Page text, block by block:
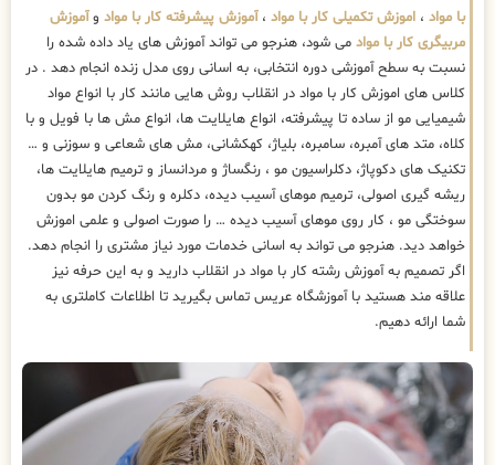
با مواد ، اموزش تکمیلی کار با مواد ،آموزش پیشرفته کار با مواد وآموزش
مربیگری کار با مواد می شود، هنرجو می تواند آموزش های یاد داده شده را
نسبت به سطح آموزشی دوره انتخابی، به اسانی روی مدل زنده انجام دهد . در
کلاس های اموزش کار با مواد در انقلاب روش هایی مانند کار با انواع مواد
شیمیایی مو از ساده تا پیشرفته، انواع هایلایت ها، انواع مش ها با فویل و با
کلاه، متد های آمبره، سامبره، بلیاژ، کهکشانی، مش های شعاعی و سوزنی و …
تکنیک های دکوپاژ، دکلراسیون مو ، رنگساژ و مردانساز و ترمیم هایلایت ها،
ریشه گیری اصولی، ترمیم موهای آسیب دیده، دکلره و رنگ کردن مو بدون
سوختگی مو ، کار روی موهای آسیب دیده … را صورت اصولی و علمی اموزش
خواهد دید. هنرجو می تواند به اسانی خدمات مورد نیاز مشتری را انجام دهد.
اگر تصمیم به آموزش رشته کار با مواد در انقلاب دارید و به این حرفه نیز
علاقه مند هستید با آموزشگاه عریس تماس بگیرید تا اطلاعات کاملتری به
شما ارائه دهیم.